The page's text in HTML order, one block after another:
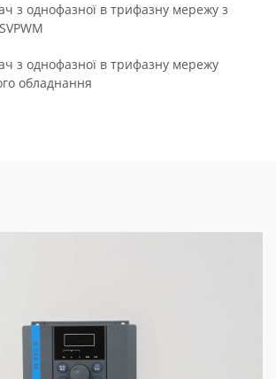
з однофазної в трифазну мережу з
з однофазної в трифазну мережу
обладнання